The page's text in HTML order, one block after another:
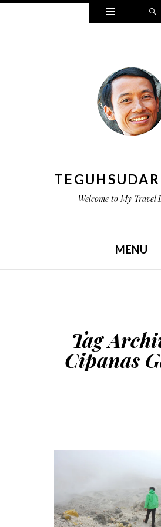
Widgets
Welcome to My Travel
MENU
Tag
Cipanas